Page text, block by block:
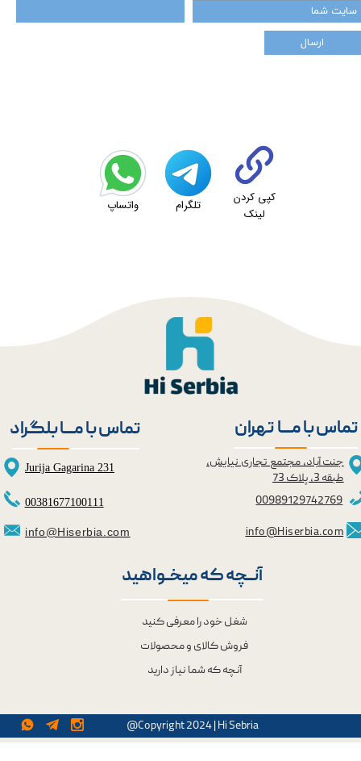
کپی کردن
لینک
تلگرام واتساپ
ارسال
@Copyright 2024 | Hi Sebria
شغل خود را معرفی کنید
فروش کالای و محصولات
آنچه که شما نیاز دارید
آنــچه که میخــواهید
تماس با مــــا تهران
جنت آباد، مجتمع تجاری نیایش،
طبقه 3، پلاک 73
00989129742769
info@Hiserbia.com
تماس با مــــا بلگراد
Jurija Gagarina 231
info@Hiserbia.com
00381677100111